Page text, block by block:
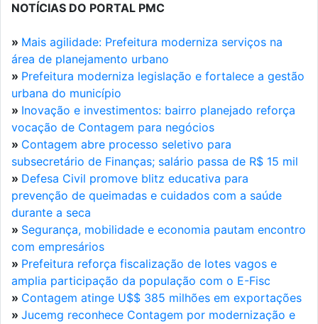
NOTÍCIAS DO PORTAL PMC
» Mais agilidade: Prefeitura moderniza serviços na
área de planejamento urbano
» Prefeitura moderniza legislação e fortalece a gestão
urbana do município
» Inovação e investimentos: bairro planejado reforça
vocação de Contagem para negócios
» Contagem abre processo seletivo para
subsecretário de Finanças; salário passa de R$ 15 mil
» Defesa Civil promove blitz educativa para
prevenção de queimadas e cuidados com a saúde
durante a seca
» Segurança, mobilidade e economia pautam encontro
com empresários
» Prefeitura reforça fiscalização de lotes vagos e
amplia participação da população com o E-Fisc
» Contagem atinge U$$ 385 milhões em exportações
» Jucemg reconhece Contagem por modernização e